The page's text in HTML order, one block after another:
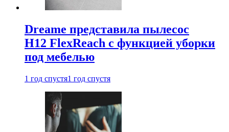
Dreame представила пылесос
H12 FlexReach с функцией уборки
под мебелью
1 год спустя1 год спустя